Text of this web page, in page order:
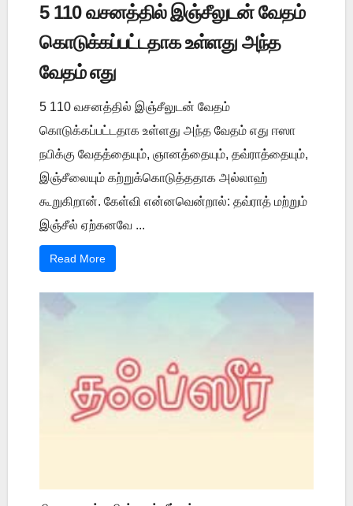
5 110 வசனத்தில் இஞ்சீலுடன் வேதம்
கொடுக்கப்பட்டதாக உள்ளது அந்த
வேதம் எது
5 110 வசனத்தில் இஞ்சீலுடன் வேதம்
கொடுக்கப்பட்டதாக உள்ளது அந்த வேதம் எது ஈஸா
நபிக்கு வேதத்தையும், ஞானத்தையும், தவ்ராத்தையும்,
இஞ்சீலையும் கற்றுக்கொடுத்ததாக அல்லாஹ்
கூறுகிறான். கேள்வி என்னவென்றால்: தவ்ராத் மற்றும்
இஞ்சீல் ஏற்கனவே ...
Read More